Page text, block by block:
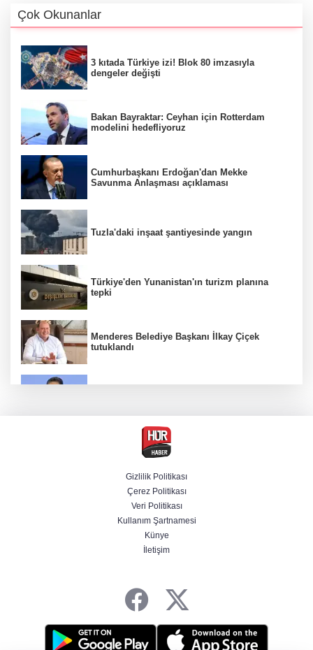
Çok Okunanlar
3 kıtada Türkiye izi! Blok 80 imzasıyla
dengeler değişti
Bakan Bayraktar: Ceyhan için Rotterdam
modelini hedefliyoruz
Cumhurbaşkanı Erdoğan'dan Mekke
Savunma Anlaşması açıklaması
Tuzla'daki inşaat şantiyesinde yangın
Türkiye'den Yunanistan'ın turizm planına
tepki
Menderes Belediye Başkanı İlkay Çiçek
tutuklandı
Hür Ağbaba soruşturmasında MASAK para
hareketlerini inceledi
Bakan Gürlek: Kanunda şehitleri incitecek
düzenleme yok
Gizlilik Politikası
Çerez Politikası
Veri Politikası
Kullanım Şartnamesi
Künye
İletişim